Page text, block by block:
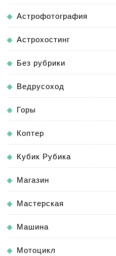
Астрофотография
Астрохостинг
Без рубрики
Ведрусоход
Горы
Коптер
Кубик Рубика
Магазин
Мастерская
Машина
Мотоцикл